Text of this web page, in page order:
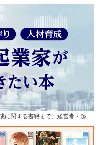
に関する書籍まで、経営者・起…